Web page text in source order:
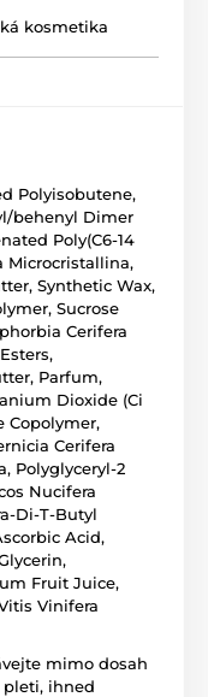
kosmetika
Polyisobutene,
behenyl Dimer
Poly(C6-14
Microcristallina,
Synthetic Wax,
Sucrose
Cerifera
Parfum,
Dioxide (Ci
Copolymer,
Cerifera
Polyglyceryl-2
Nucifera
Di-T-Butyl
Acid,
Fruit Juice,
Vinifera
mimo dosah
pleti, ihned